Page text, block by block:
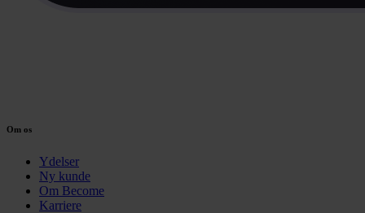
Om os
Ydelser
Ny kunde
Om Become
Karriere